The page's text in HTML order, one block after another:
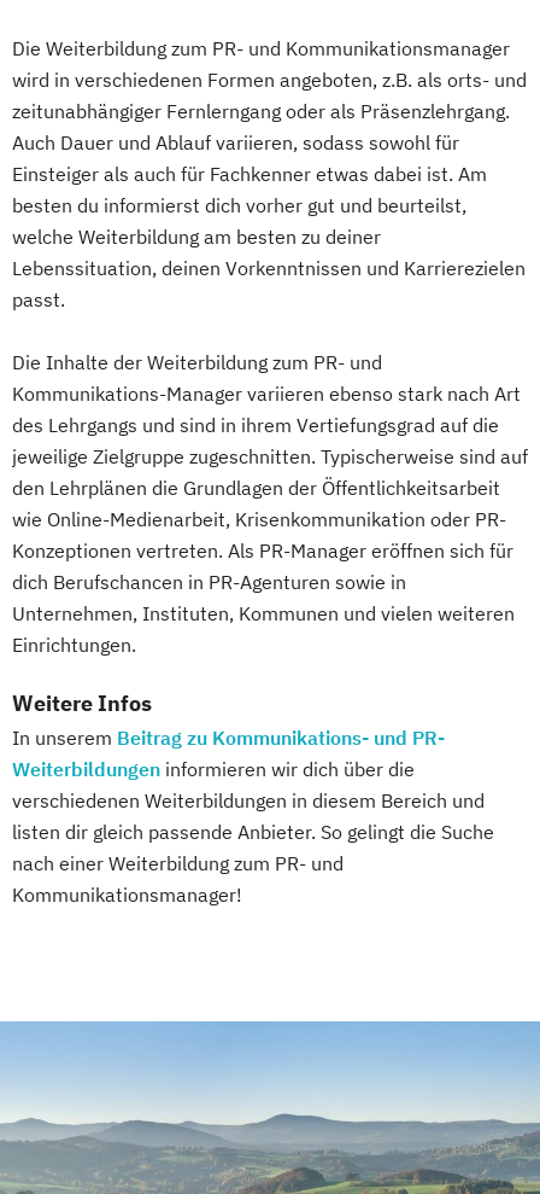
Public Relations Hochschulzertifikat
Veranstaltungsökonom (FH)
Vertriebsmanagement
Werbe- und Medienpsychologie
Wirtschaftspsychologie
Die Weiterbildung zum PR- und Kommunikationsmanager
wird in verschiedenen Formen angeboten, z.B. als orts- und
zeitunabhängiger Fernlerngang oder als Präsenzlehrgang.
Auch Dauer und Ablauf variieren, sodass sowohl für
Einsteiger als auch für Fachkenner etwas dabei ist. Am
besten du informierst dich vorher gut und beurteilst,
welche Weiterbildung am besten zu deiner
Lebenssituation, deinen Vorkenntnissen und Karrierezielen
passt.
Die Inhalte der Weiterbildung zum PR- und
Kommunikations-Manager variieren ebenso stark nach Art
des Lehrgangs und sind in ihrem Vertiefungsgrad auf die
jeweilige Zielgruppe zugeschnitten. Typischerweise sind auf
den Lehrplänen die Grundlagen der Öffentlichkeitsarbeit
wie Online-Medienarbeit, Krisenkommunikation oder PR-
Konzeptionen vertreten. Als PR-Manager eröffnen sich für
dich Berufschancen in PR-Agenturen sowie in
Unternehmen, Instituten, Kommunen und vielen weiteren
Einrichtungen.
Weitere Infos
In unserem Beitrag zu Kommunikations- und PR-
Weiterbildungen informieren wir dich über die
verschiedenen Weiterbildungen in diesem Bereich und
listen dir gleich passende Anbieter. So gelingt die Suche
nach einer Weiterbildung zum PR- und
Kommunikationsmanager!